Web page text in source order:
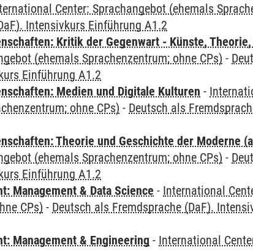
Center: Sprachangebot (ehemals
Intensivkurs Einführung A1.2
Kritik der Gegenwart - Künste,
(ehemals Sprachenzentrum; ohne CPs) -
Einführung A1.2
Medien und Digitale Kulturen -
ohne CPs) - Deutsch als
Theorie und Geschichte der Moderne
(ehemals Sprachenzentrum; ohne CPs) -
Einführung A1.2
Management & Data Science - International
CPs) - Deutsch als Fremdsprache (DaF).
Management & Engineering - International